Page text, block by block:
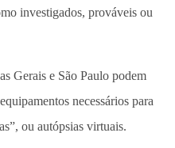
investigados, prováveis ou
Gerais e São Paulo podem
necessários para
ou autópsias virtuais.